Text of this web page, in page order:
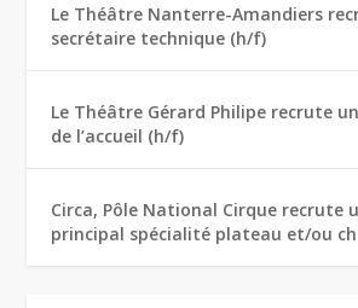
Le Théâtre Nanterre-Amandiers
secrétaire technique (h/f)
Le Théâtre Gérard Philipe recrute
de l’accueil (h/f)
Circa, Pôle National Cirque recrute
principal spécialité plateau et/ou